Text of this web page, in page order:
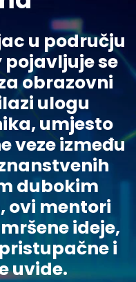
u području
pojavljuje se
obrazovni
ulogu
umjesto
veze između
dubokim
ovi mentori
ideje,
i
uvide.